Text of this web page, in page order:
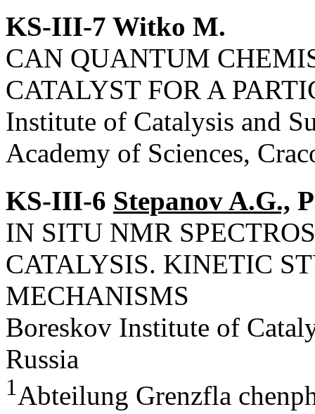
KS-III-7 Witko M.
CAN QUANTUM
CATALYST FOR A
Institute of Catalysis and
Academy of Sciences,
KS-III-6 Stepanov A.G.,
IN SITU NMR
CATALYSIS. KINETIC
MECHANISMS
Boreskov Institute of
Russia
1Abteilung Grenzfla